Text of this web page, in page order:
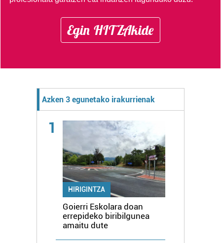
Egin HITZAkide
Azken 3 egunetako irakurrienak
1
HIRIGINTZA
Goierri Eskolara doan
errepideko biribilgunea
amaitu dute